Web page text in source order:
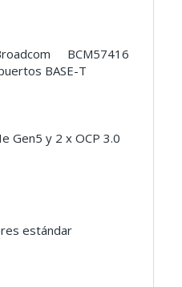
BCM57416
BASE-T
Gen5 y 2 x OCP 3.0
estándar